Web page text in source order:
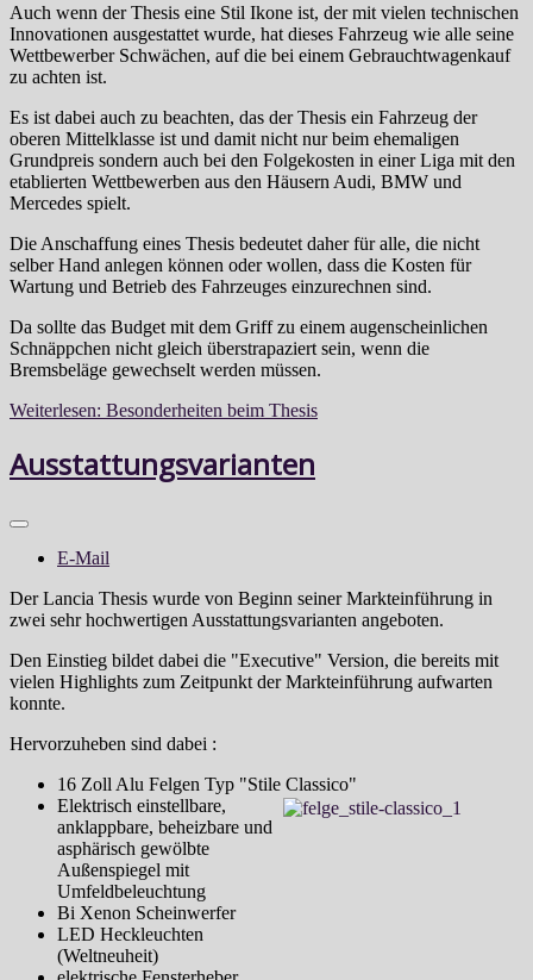
Auch wenn der Thesis eine Stil Ikone ist, der mit vielen technischen
Innovationen ausgestattet wurde, hat dieses Fahrzeug wie alle seine
Wettbewerber Schwächen, auf die bei einem Gebrauchtwagenkauf
zu achten ist.
Es ist dabei auch zu beachten, das der Thesis ein Fahrzeug der
oberen Mittelklasse ist und damit nicht nur beim ehemaligen
Grundpreis sondern auch bei den Folgekosten in einer Liga mit den
etablierten Wettbewerben aus den Häusern Audi, BMW und
Mercedes spielt.
Die Anschaffung eines Thesis bedeutet daher für alle, die nicht
selber Hand anlegen können oder wollen, dass die Kosten für
Wartung und Betrieb des Fahrzeuges einzurechnen sind.
Da sollte das Budget mit dem Griff zu einem augenscheinlichen
Schnäppchen nicht gleich überstrapaziert sein, wenn die
Bremsbeläge gewechselt werden müssen.
Weiterlesen: Besonderheiten beim Thesis
Ausstattungsvarianten
E-Mail
Der Lancia Thesis wurde von Beginn seiner Markteinführung in
zwei sehr hochwertigen Ausstattungsvarianten angeboten.
Den Einstieg bildet dabei die "Executive" Version, die bereits mit
vielen Highlights zum Zeitpunkt der Markteinführung aufwarten
konnte.
Hervorzuheben sind dabei :
16 Zoll Alu Felgen Typ "Stile Classico"
Elektrisch einstellbare,
anklappbare, beheizbare und
asphärisch gewölbte
Außenspiegel mit
Umfeldbeleuchtung
Bi Xenon Scheinwerfer
LED Heckleuchten
(Weltneuheit)